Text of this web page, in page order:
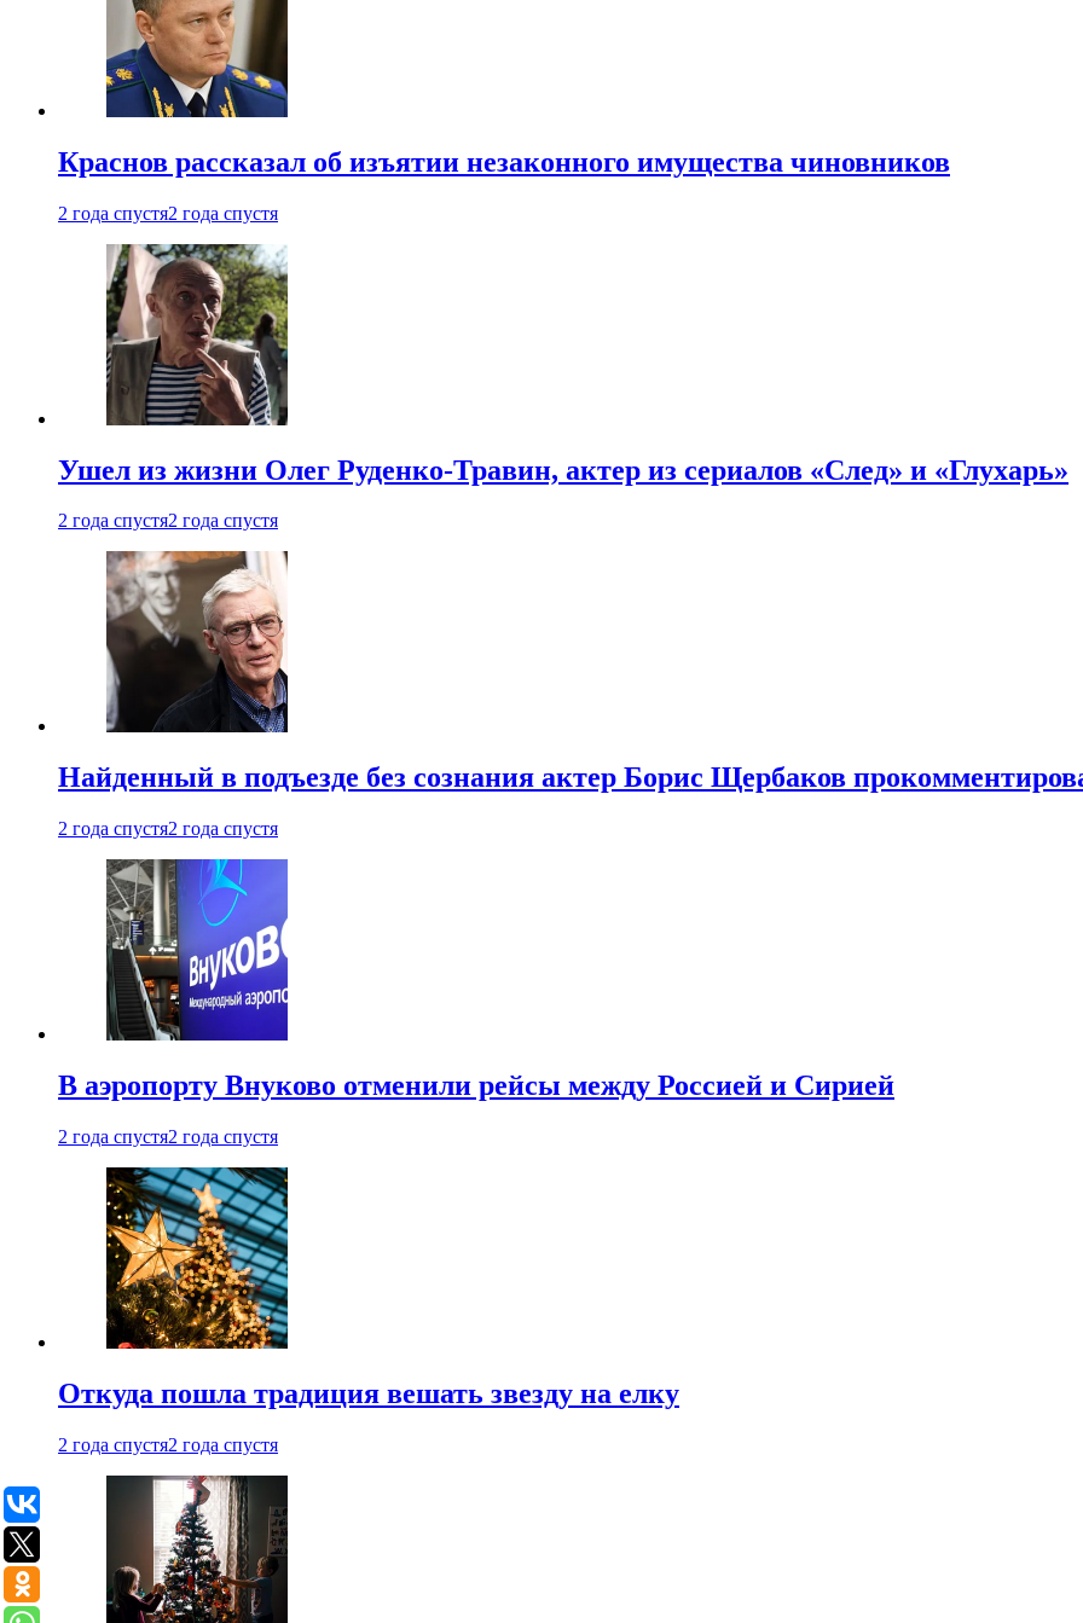
Краснов рассказал об изъятии незаконного имущества чиновников
2 года спустя2 года спустя
Ушел из жизни Олег Руденко-Травин, актер из сериалов «След» и «Глухарь»
2 года спустя2 года спустя
Найденный в подъезде без сознания актер Борис Щербаков
2 года спустя2 года спустя
В аэропорту Внуково отменили рейсы между Россией и Сирией
2 года спустя2 года спустя
Откуда пошла традиция вешать звезду на елку
2 года спустя2 года спустя